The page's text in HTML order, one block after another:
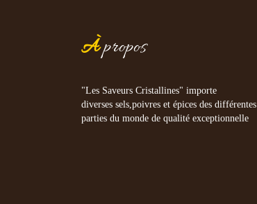
Àpropos
"Les Saveurs Cristallines" importe
diverses sels,poivres et épices des différentes
parties du monde de qualité exceptionnelle